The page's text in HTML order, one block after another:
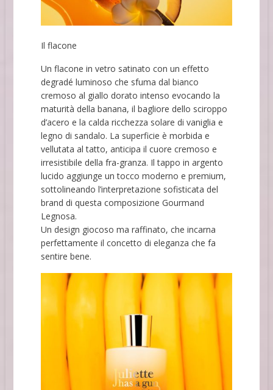
Il flacone
Un flacone in vetro satinato con un effetto
degradé luminoso che sfuma dal bianco
cremoso al giallo dorato intenso evocando la
maturità della banana, il bagliore dello sciroppo
d’acero e la calda ricchezza solare di vaniglia e
legno di sandalo. La superficie è morbida e
vellutata al tatto, anticipa il cuore cremoso e
irresistibile della fra-granza. Il tappo in argento
lucido aggiunge un tocco moderno e premium,
sottolineando l’interpretazione sofisticata del
brand di questa composizione Gourmand
Legnosa.
Un design giocoso ma raffinato, che incarna
perfettamente il concetto di eleganza che fa
sentire bene.